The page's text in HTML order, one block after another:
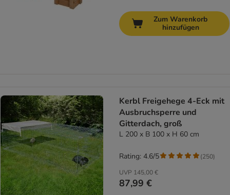
Zum Warenkorb
hinzufügen
Kerbl Freigehege 4-Eck mit
Ausbruchsperre und
Gitterdach, groß
L 200 x B 100 x H 60 cm
UVP 145,00 €
87,99 €
Rating: 4.6/5 (250)